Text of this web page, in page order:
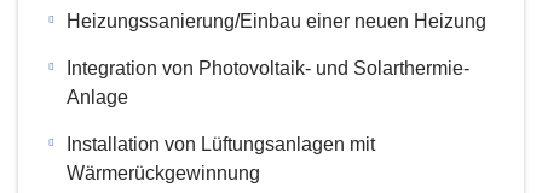
Heizungssanierung/Einbau einer neuen Heizung
Integration von Photovoltaik- und Solarthermie-
Anlage
Installation von Lüftungsanlagen mit
Wärmerückgewinnung